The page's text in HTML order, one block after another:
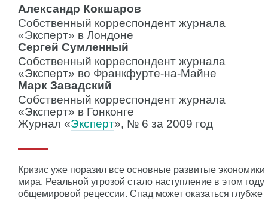
Александр Кокшаров
Собственный корреспондент журнала
«Эксперт» в Лондоне
Сергей Сумленный
Собственный корреспондент журнала
«Эксперт» во Франкфурте-на-Майне
Марк Завадский
Собственный корреспондент журнала
«Эксперт» в Гонконге
Журнал «Эксперт», № 6 за 2009 год
Кризис уже поразил все основные развитые экономики
мира. Реальной угрозой стало наступление в этом году
общемировой рецессии. Спад может оказаться глубже